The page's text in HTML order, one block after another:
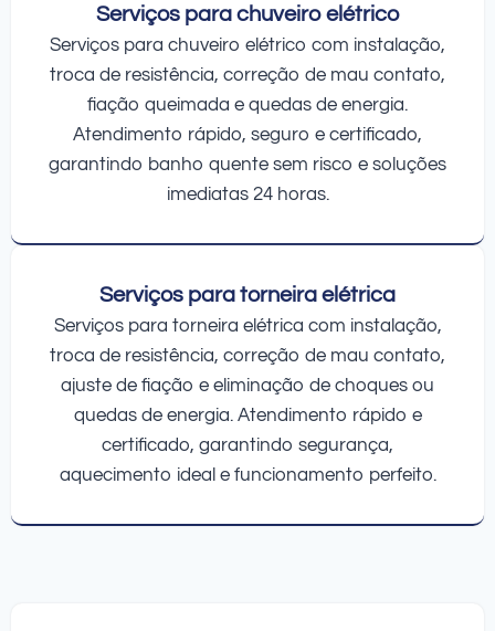
Serviços para chuveiro elétrico
Serviços para chuveiro elétrico com instalação,
troca de resistência, correção de mau contato,
fiação queimada e quedas de energia.
Atendimento rápido, seguro e certificado,
garantindo banho quente sem risco e soluções
imediatas 24 horas.
Serviços para torneira elétrica
Serviços para torneira elétrica com instalação,
troca de resistência, correção de mau contato,
ajuste de fiação e eliminação de choques ou
quedas de energia. Atendimento rápido e
certificado, garantindo segurança,
aquecimento ideal e funcionamento perfeito.